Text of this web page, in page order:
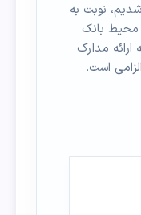
نوبت به
محیط بانک
مدارک